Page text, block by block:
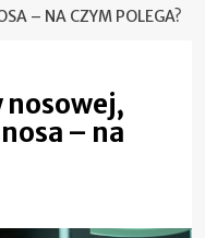
– NA CZYM POLEGA?
nosowej,
– na